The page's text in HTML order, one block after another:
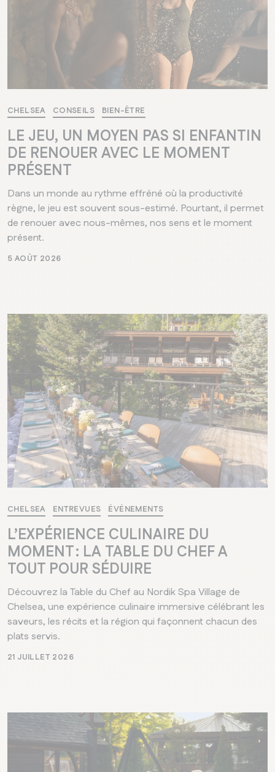
CHELSEA CONSEILS BIEN-ÊTRE
LE JEU, UN MOYEN PAS SI ENFANTIN
DE RENOUER AVEC LE MOMENT
PRÉSENT
Dans un monde au rythme effréné où la productivité
règne, le jeu est souvent sous-estimé. Pourtant, il permet
de renouer avec nous-mêmes, nos sens et le moment
présent.
5 AOÛT 2026
CHELSEA ENTREVUES ÉVÉNEMENTS
L’EXPÉRIENCE CULINAIRE DU
MOMENT : LA TABLE DU CHEF A
TOUT POUR SÉDUIRE
Découvrez la Table du Chef au Nordik Spa Village de
Chelsea, une expérience culinaire immersive célébrant les
saveurs, les récits et la région qui façonnent chacun des
plats servis.
21 JUILLET 2026